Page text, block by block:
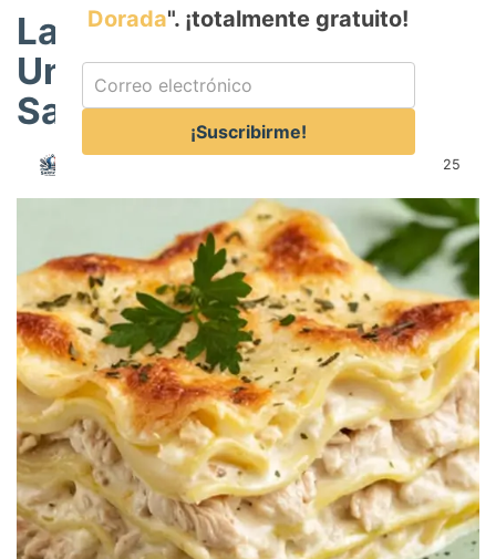
Lasaña Blanca de Pollo:
Un Plato Clásico con
Sabor a Hogar
August 21, 2025
Dorada". ¡totalmente gratuito!
¡Suscribirme!